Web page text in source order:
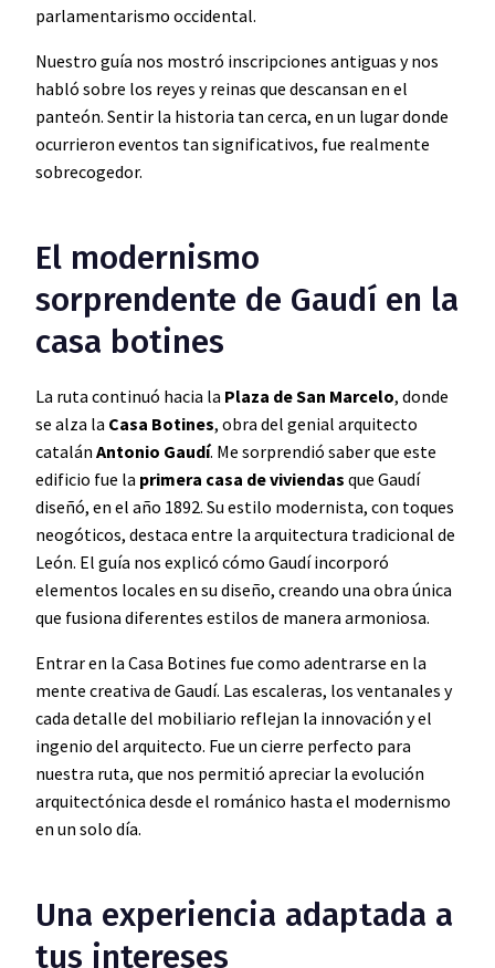
parlamentarismo occidental.
Nuestro guía nos mostró inscripciones antiguas y nos
habló sobre los reyes y reinas que descansan en el
panteón. Sentir la historia tan cerca, en un lugar donde
ocurrieron eventos tan significativos, fue realmente
sobrecogedor.
El modernismo
sorprendente de Gaudí en la
casa botines
La ruta continuó hacia la Plaza de San Marcelo, donde
se alza la Casa Botines, obra del genial arquitecto
catalán Antonio Gaudí. Me sorprendió saber que este
edificio fue la primera casa de viviendas que Gaudí
diseñó, en el año 1892. Su estilo modernista, con toques
neogóticos, destaca entre la arquitectura tradicional de
León. El guía nos explicó cómo Gaudí incorporó
elementos locales en su diseño, creando una obra única
que fusiona diferentes estilos de manera armoniosa.
Entrar en la Casa Botines fue como adentrarse en la
mente creativa de Gaudí. Las escaleras, los ventanales y
cada detalle del mobiliario reflejan la innovación y el
ingenio del arquitecto. Fue un cierre perfecto para
nuestra ruta, que nos permitió apreciar la evolución
arquitectónica desde el románico hasta el modernismo
en un solo día.
Una experiencia adaptada a
tus intereses